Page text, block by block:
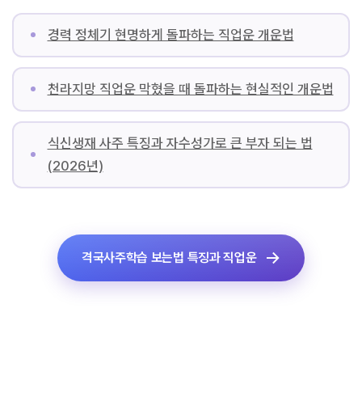
경력 정체기 현명하게 돌파하는 직업운 개운법
천라지망 직업운 막혔을 때 돌파하는 현실적인 개운법
식신생재 사주 특징과 자수성가로 큰 부자 되는 법
(2026년)
격국사주학습 보는법 특징과 직업운